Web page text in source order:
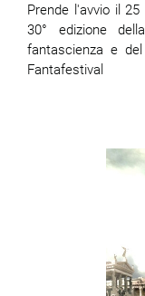
Prende l'avvio il
30° edizione
fantascienza e
Fantafestival